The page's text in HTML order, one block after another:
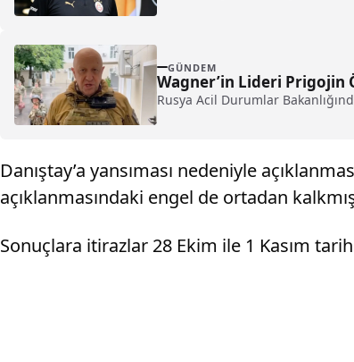
GÜNDEM
Wagner’in Lideri Prigojin
Rusya Acil Durumlar
Danıştay’a yansıması nedeniyle
açıklanmasındaki engel de ortadan
Sonuçlara itirazlar 28 Ekim ile 1 Kasım